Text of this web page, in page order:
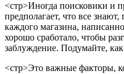
<стр>Иногда поисковики и
предполагает, что все
каждого магазина,
хорошо сработало, чтобы
заблуждение. Подумайте,
<стр>Это важные факторы,